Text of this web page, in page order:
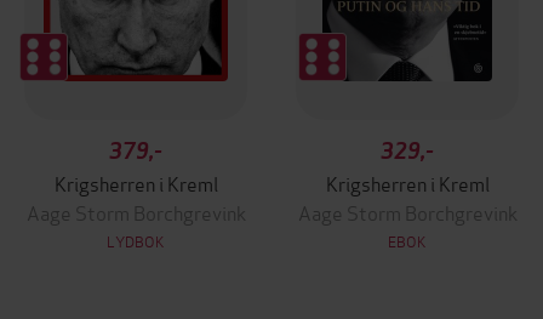
379,-
Krigsherren i Kreml
Aage Storm Borchgrevink
LYDBOK
329,-
Krigsherren i Kreml
Aage Storm Borchgrevink
EBOK